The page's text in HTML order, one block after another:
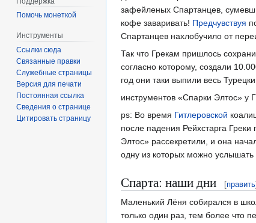
зафейленых Спартанцев,
кофе заваривать! Предчувствуя
Спартанцев нахлобучило от
Так что Грекам пришлось
согласно которому, создали
год они таки выпили весь
инструментов «Спарки Элтос» у
ps: Во время Гитлеровской
после падения Рейхстарга Греки
Элтос» рассекретили, и она
одну из которых можно
Спарта: наши дни [править]
Маленький Лёня собирался в
только один раз, тем более что
Помочь монеткой
Инструменты
Ссылки сюда
Связанные правки
Служебные страницы
Версия для печати
Постоянная ссылка
Сведения о странице
Цитировать страницу